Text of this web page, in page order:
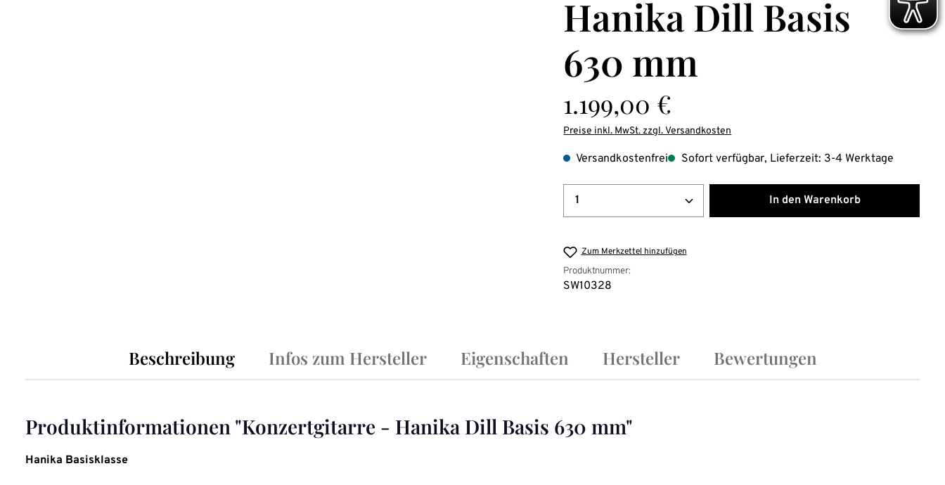
Hanika Dill Basis
630 mm
1.199,00 €
Preise inkl. MwSt. zzgl. Versandkosten
Versandkostenfrei Sofort verfügbar, Lieferzeit: 3-4 Werktage
Produkt Anzahl: Gib den gewünschten Wert ein
In den Warenkorb
Zum Merkzettel hinzufügen
Produktnummer:
SW10328
Beschreibung Infos zum Hersteller Eigenschaften Hersteller Bewertungen
Produktinformationen "Konzertgitarre - Hanika Dill Basis 630 mm"
Hanika Basisklasse